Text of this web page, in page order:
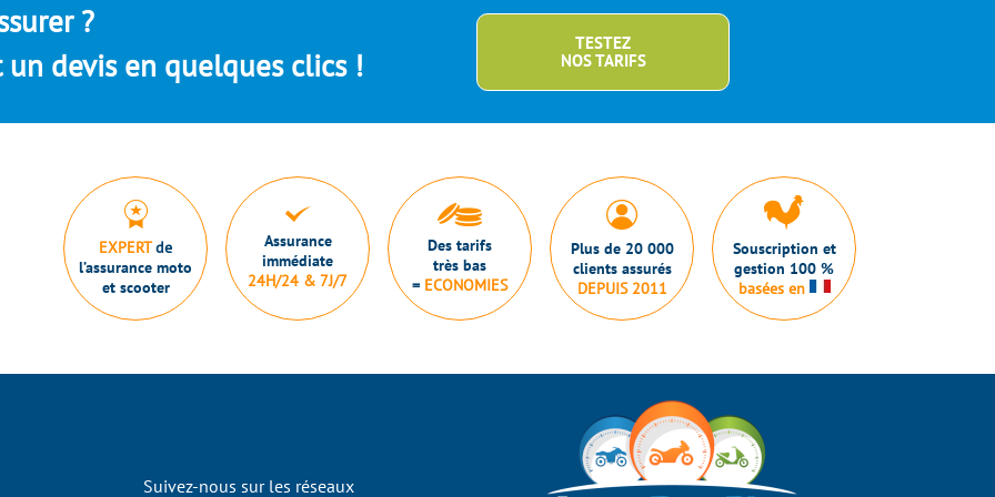
?
devis en quelques clics !
TESTEZ
NOS TARIFS
EXPERTde
l’assurance moto
et scooter
Assurance
immédiate
24H/24 & 7J/7
Des tarifs
très bas
= ECONOMIES
Plus de 20 000
clients assurés
DEPUIS 2011
Souscription et
gestion 100 %
basées en
Suivez-nous sur les réseaux